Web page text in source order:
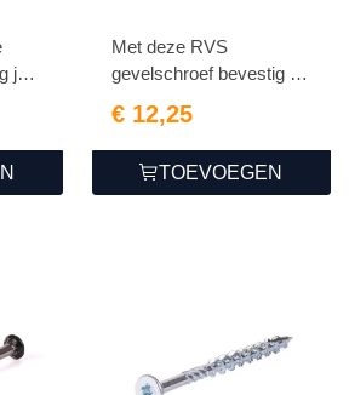
je
Met deze RVS
gevelschroef bevestig je
€ 12,25
TOEVOEGEN